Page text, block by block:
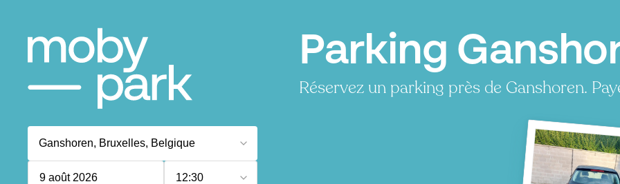
Parking
Réservez un parking près de Ganshoren.
9 août 2026 12:30